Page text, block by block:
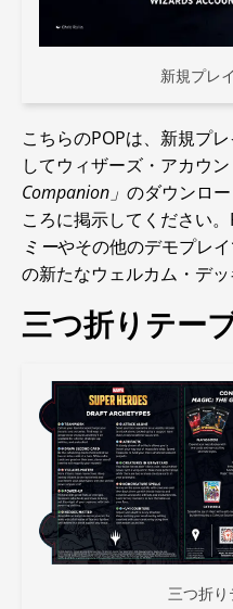
新規プレ
こちらのPOPは、新規プ
してウィザーズ・アカウ
Companion」 のダウンロ
ころに掲示してください。
ミーやその他のデモプレ
の新たなウェルカム・デッ
三つ折りテー
三つ折り